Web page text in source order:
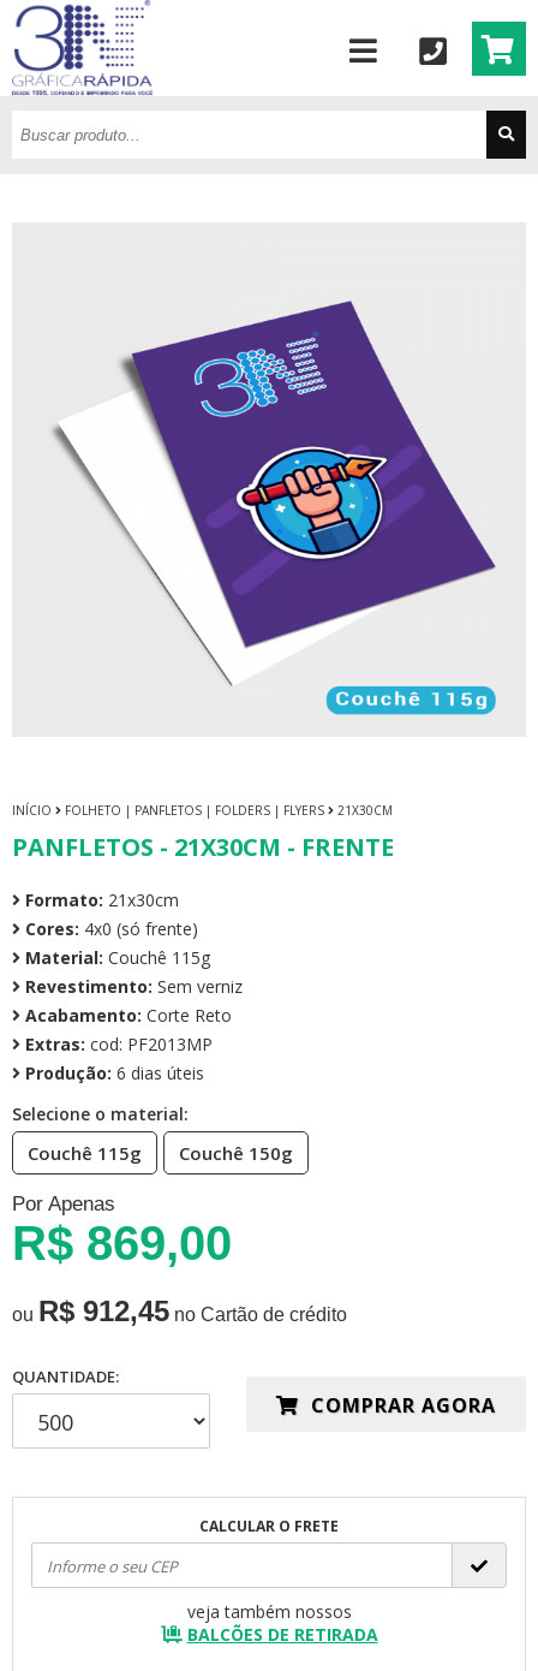
INÍCIO FOLHETO | PANFLETOS | FOLDERS | FLYERS 21X30CM
PANFLETOS - 21X30CM - FRENTE
Formato: 21x30cm
Cores: 4x0 (só frente)
Material: Couchê 115g
Revestimento: Sem verniz
Acabamento: Corte Reto
Extras: cod: PF2013MP
Produção: 6 dias úteis
Selecione o material:
Couchê 115g Couchê 150g
Por Apenas
R$ 869,00
ou R$ 912,45 no Cartão de crédito
QUANTIDADE:
COMPRAR AGORA
CALCULAR O FRETE
veja também nossos
BALCÕES DE RETIRADA